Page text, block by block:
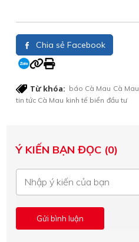
Chia sẻ Facebook
Từ khóa: báo Cà Mau Cà Mau
tin tức Cà Mau kinh tế biển đầu tư
Ý KIẾN BẠN ĐỌC (0)